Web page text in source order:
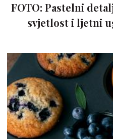
FOTO: Pastelni
svjetlost i ljetni